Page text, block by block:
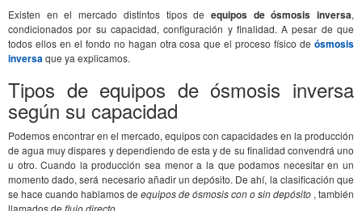
Existen en el mercado distintos tipos de equipos de ósmosis inversa,
condicionados por su capacidad, configuración y finalidad. A pesar de que
todos ellos en el fondo no hagan otra cosa que el proceso físico de ósmosis
inversaque ya explicamos.
Tipos de equipos de ósmosis inversa
según su capacidad
Podemos encontrar en el mercado, equipos con capacidades en la producción
de agua muy dispares y dependiendo de esta y de su finalidad convendrá uno
u otro. Cuando la producción sea menor a la que podamos necesitar en un
momento dado, será necesario añadir un depósito. De ahí, la clasificación que
se hace cuando hablamos de equipos de ósmosis con o sin depósito , también
llamados de flujo directo.